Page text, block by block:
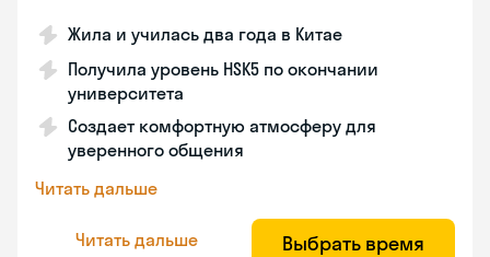
Жила и училась два года в Китае
Получила уровень HSK5 по окончании
университета
Создает комфортную атмосферу для
уверенного общения
Читать дальше
Читать дальше Выбрать время